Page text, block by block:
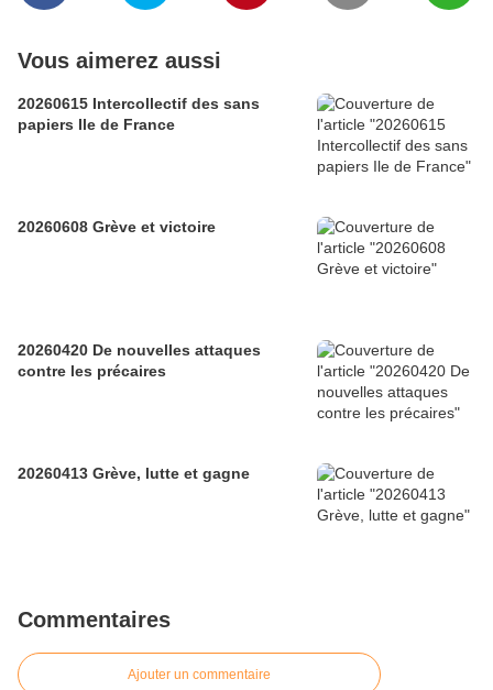
Vous aimerez aussi
20260615 Intercollectif des sans
papiers Ile de France
20260608 Grève et victoire
20260420 De nouvelles attaques
contre les précaires
20260413 Grève, lutte et gagne
Commentaires
Ajouter un commentaire